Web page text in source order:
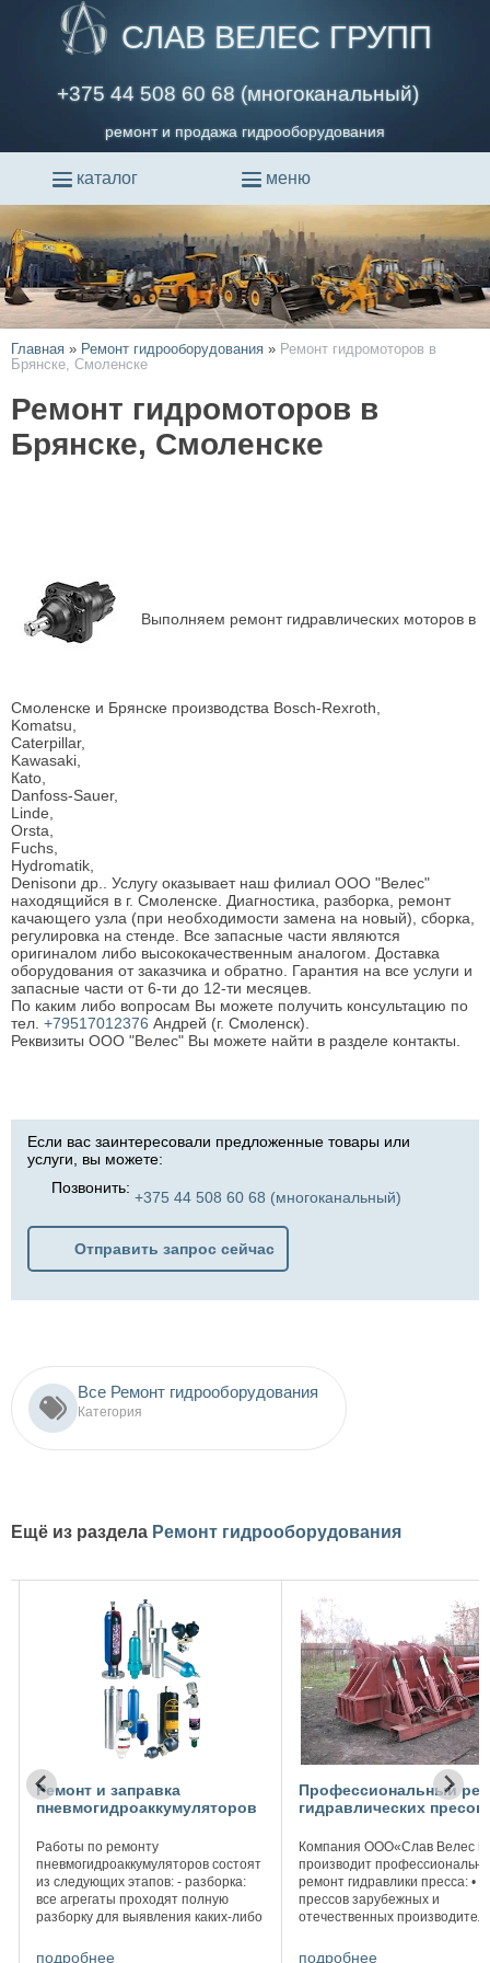
+375 44 508 60 68 (многоканальный)
СЛАВ ВЕЛЕС ГРУПП
ремонт и продажа гидрооборудования
каталог меню
Главная » Ремонт гидрооборудования » Ремонт гидромоторов в
Брянске, Смоленске
Ремонт гидромоторов в
Брянске, Смоленске
Выполняем ремонт гидравлических моторов в
Смоленске и Брянске производства Bosch-Rexroth,
Komatsu,
Caterpillar,
Kawasaki,
Кato,
Danfoss-Sauer,
Linde,
Orsta,
Fuchs,
Hydromatik,
Denisonи др.. Услугу оказывает наш филиал OOO "Велес"
находящийся в г. Смоленске. Диагностика, разборка, ремонт
качающего узла (при необходимости замена на новый), сборка,
регулировка на стенде. Все запасные части являются
оригиналом либо высококачественным аналогом. Доставка
оборудования от заказчика и обратно. Гарантия на все услуги и
запасные части от 6-ти до 12-ти месяцев.
По каким либо вопросам Вы можете получить консультацию по
тел. +79517012376 Андрей (г. Смоленск).
Реквизиты ООО "Велес" Вы можете найти в разделе контакты.
Если вас заинтересовали предложенные товары или
услуги, вы можете:
Позвонить:
+375 44 508 60 68 (многоканальный)
Отправить запрос сейчас
Все Ремонт гидрооборудования
Категория
Ещё из раздела Ремонт гидрооборудования
Профессиональный ремонт
гидравлических пресов
Компания ООО«Слав Велес групп»
производит профессиональный
ремонт гидравлики пресса: • ремонт
прессов зарубежных и
отечественных производителей •
гидроцилиндра пресса • ремонт,
подробнее
Ремонт
прессов
Пакетировочные пресса
приобретают и
и крупные гипермаркеты,
производственные
утилизаторы вторичного
представляет собой
подробнее